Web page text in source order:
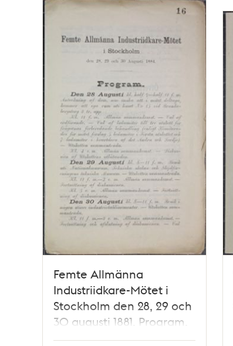
Femte Allmänna
Industriidkare-Mötet i
Stockholm den 28, 29 och
30 augusti 1881. Program.